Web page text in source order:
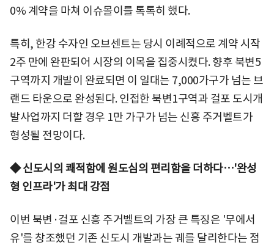
0% 계약을 마쳐 이슈몰이를 톡톡히 했다.
특히, 한강 수자인 오브센트는 당시 이례적으로 계약 시작
2주 만에 완판되어 시장의 이목을 집중시켰다. 향후 북변5
구역까지 개발이 완료되면 이 일대는 7,000가구가 넘는 브
랜드 타운으로 완성된다. 인접한 북변1구역과 걸포 도시개
발사업까지 더할 경우 1만 가구가 넘는 신흥 주거벨트가
형성될 전망이다.
◆ 신도시의 쾌적함에 원도심의 편리함을 더하다…'완성
형 인프라'가 최대 강점
이번 북변·걸포 신흥 주거벨트의 가장 큰 특징은 '무에서
유'를 창조했던 기존 신도시 개발과는 궤를 달리한다는 점